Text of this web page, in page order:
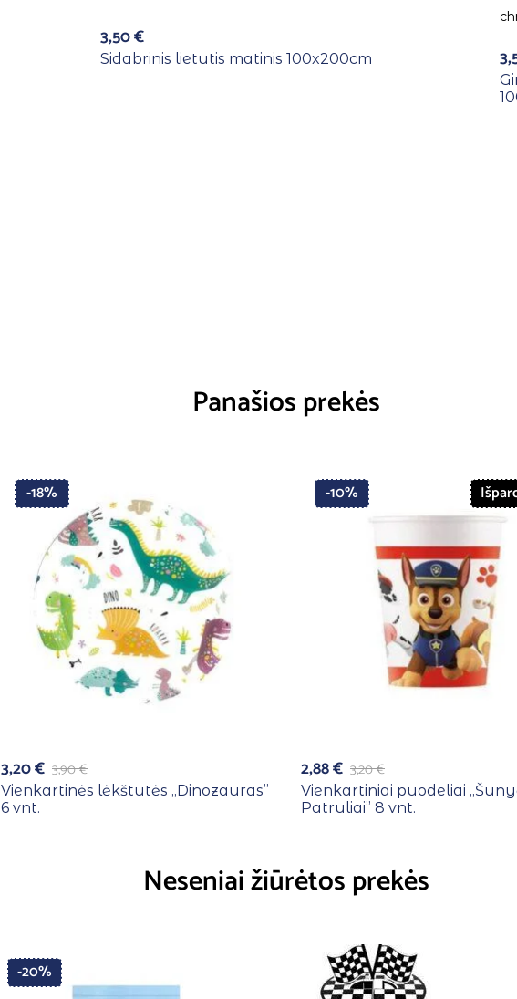
3,50€
Sidabrinis lietutis matinis 100x200cm
Panašios prekės
-18%
3,90€
3,20€
Vienkartinės lėkštutės ,,Dinozauras”
6 vnt.
-10%
3,20€
2,88€
Vienkartiniai puodeliai
Patruliai” 8 vnt.
Neseniai žiūrėtos prekės
-20%